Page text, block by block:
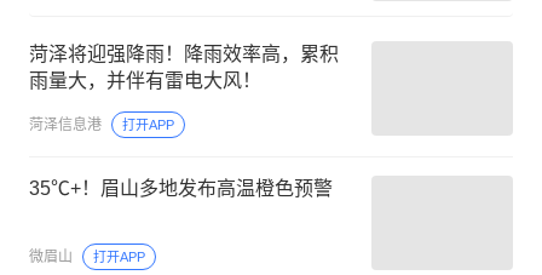
菏泽将迎强降雨！降雨效率高，累积
雨量大，并伴有雷电大风！
菏泽信息港 打开APP
35℃+！眉山多地发布高温橙色预警
微眉山 打开APP